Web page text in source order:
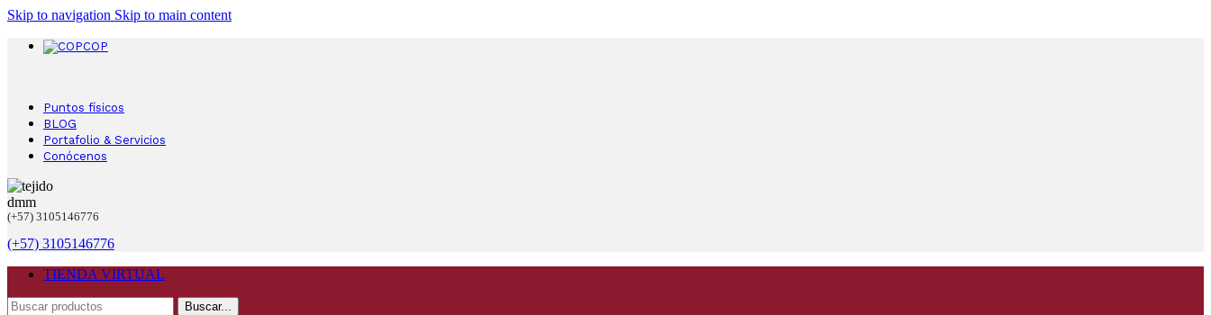
Skip to navigation Skip to main content
COP
Puntos físicos
BLOG
Portafolio & Servicios
Conócenos
(+57) 3105146776
(+57) 3105146776
TIENDA VIRTUAL
Buscar...